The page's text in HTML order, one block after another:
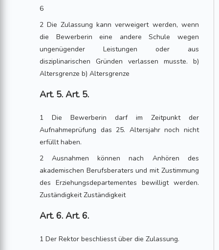
6
2 Die Zulassung kann verweigert werden, wenn
die Bewerberin eine andere Schule wegen
ungenügender Leistungen oder aus
disziplinarischen Gründen verlassen musste. b)
Altersgrenze b) Altersgrenze
Art. 5. Art. 5.
1 Die Bewerberin darf im Zeitpunkt der
Aufnahmeprüfung das 25. Altersjahr noch nicht
erfüllt haben.
2 Ausnahmen können nach Anhören des
akademischen Berufsberaters und mit Zustimmung
des Erziehungsdepartementes bewilligt werden.
Zuständigkeit Zuständigkeit
Art. 6. Art. 6.
1 Der Rektor beschliesst über die Zulassung.